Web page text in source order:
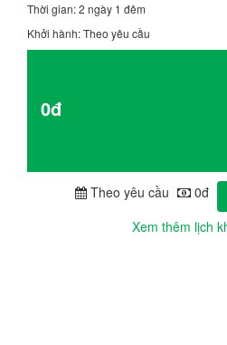
Thời gian: 2 ngày 1 đêm
Khởi hành: Theo yêu cầu
0đ
Theo yêu cầu 0đ
Xem thêm lịch